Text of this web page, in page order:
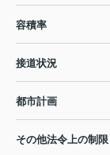
容積率
接道状況
都市計画
その他法令上の制限